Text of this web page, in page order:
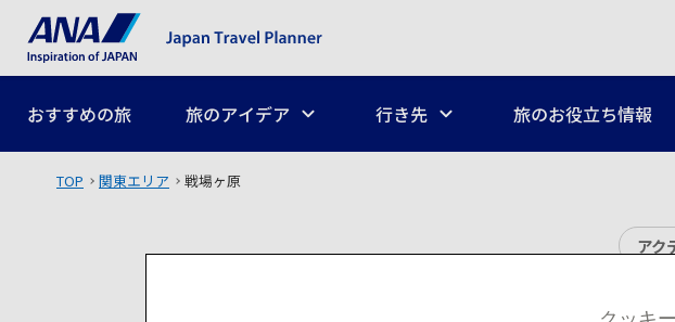
おすすめの旅 旅のアイデア 行き先 旅のお役立ち情報
TOP 関東エリア 戦場ヶ原
アク